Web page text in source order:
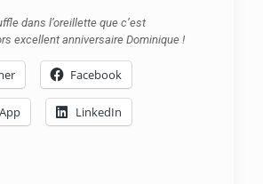
dans l’oreillette que c’est
excellent anniversaire Dominique !
Facebook
LinkedIn